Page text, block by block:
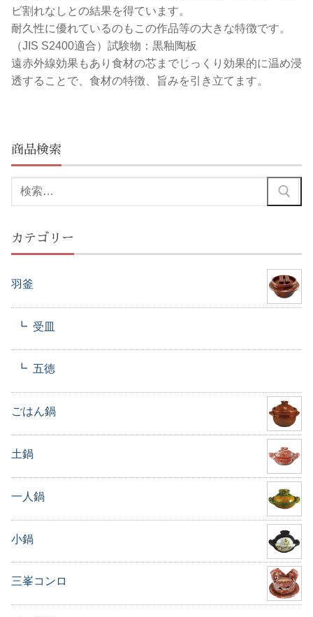
ビ割れなしとの結果を得ています。
耐久性に優れているのもこの作品等の大きな特徴です。
（JIS S2400適合）試験物：黒釉陶板
遠赤外線効果もあり食材の芯までじっくり効果的に温め浸
透することで、食材の特徴、旨みを引き立てます。
商品検索
カテゴリー
羽釜
受皿
五徳
ごはん鍋
土鍋
一人鍋
小鍋
三峯コンロ